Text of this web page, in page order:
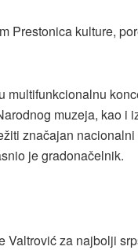
Prestonica kulture,
muzeja, kao i
značajan
je gradonačelnik.
Valtrović za najbolji